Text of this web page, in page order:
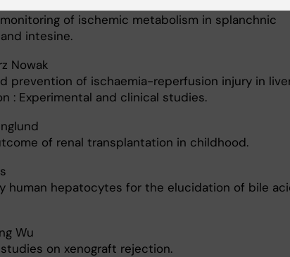
of ischemic metabolism in splanchnic
intesine.
Nowak
prevention of ischaemia-reperfusion injury in
: Experimental and clinical studies.
of renal transplantation in childhood.
human hepatocytes for the elucidation of bile
Wu
on xenograft rejection.